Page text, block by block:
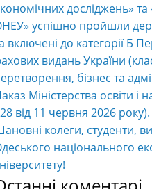
досліджень»
успішно пройшли
включені до категорії Б
видань України
бізнес та
Міністерства освіти і
від 11 червня 2026 року).
колеги, студенти,
національного